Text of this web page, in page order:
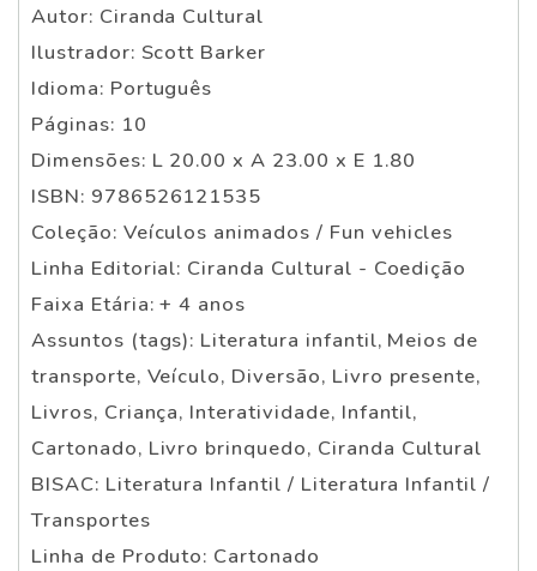
Autor: Ciranda Cultural
Ilustrador: Scott Barker
Idioma: Português
Páginas: 10
Dimensões: L 20.00 x A 23.00 x E 1.80
ISBN: 9786526121535
Coleção: Veículos animados / Fun vehicles
Linha Editorial: Ciranda Cultural - Coedição
Faixa Etária: + 4 anos
Assuntos (tags): Literatura infantil, Meios de
transporte, Veículo, Diversão, Livro presente,
Livros, Criança, Interatividade, Infantil,
Cartonado, Livro brinquedo, Ciranda Cultural
BISAC: Literatura Infantil / Literatura Infantil /
Transportes
Linha de Produto: Cartonado